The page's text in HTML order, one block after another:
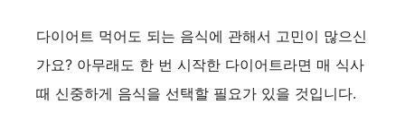
다이어트 먹어도 되는 음식에 관해서 고민이 많으신
가요? 아무래도 한 번 시작한 다이어트라면 매 식사
때 신중하게 음식을 선택할 필요가 있을 것입니다.